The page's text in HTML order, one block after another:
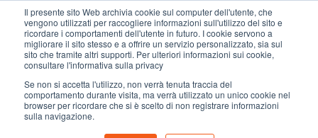
Il presente sito Web archivia cookie sul computer dell'utente, che
vengono utilizzati per raccogliere informazioni sull'utilizzo del sito e
ricordare i comportamenti dell'utente in futuro. I cookie servono a
migliorare il sito stesso e a offrire un servizio personalizzato, sia sul
sito che tramite altri supporti. Per ulteriori informazioni sui cookie,
consultare l'informativa sulla privacy
Se non si accetta l'utilizzo, non verrà tenuta traccia del
comportamento durante visita, ma verrà utilizzato un unico cookie nel
browser per ricordare che si è scelto di non registrare informazioni
sulla navigazione.
PESCI CONSERVATI
COMING SOON
gastronomia e del menù settimanale devono essere indicati
nello spazio apposito in sede di checkout